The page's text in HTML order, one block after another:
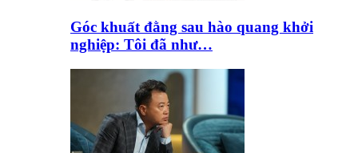
Góc khuất đằng sau hào quang khởi
nghiệp: Tôi đã như…